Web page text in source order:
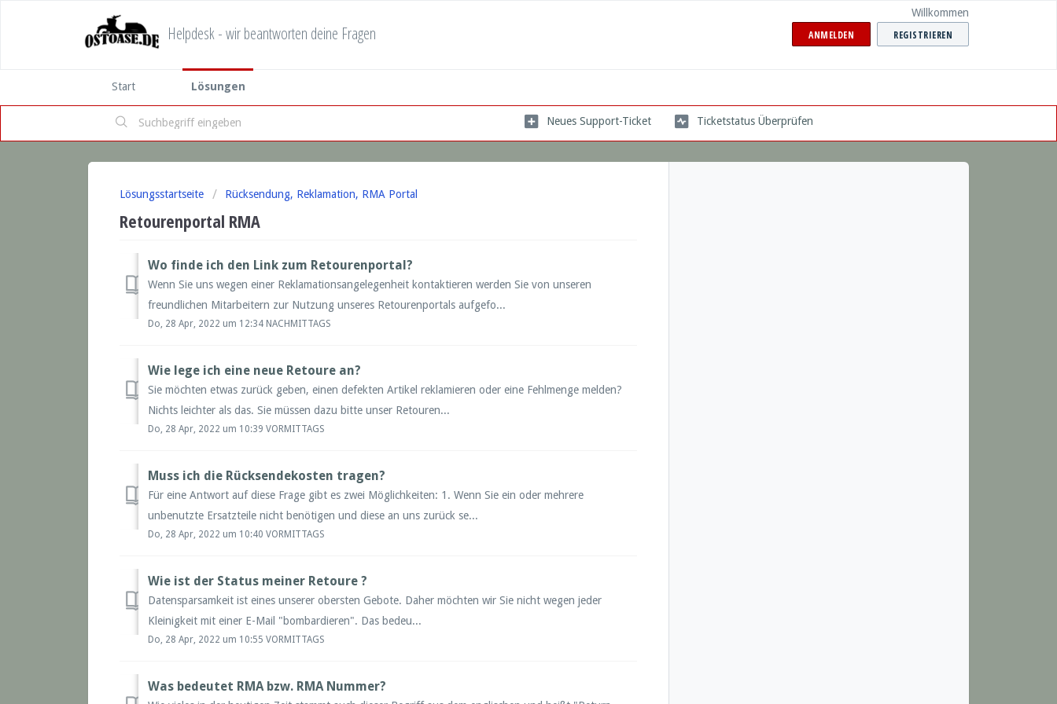
Helpdesk - wir beantworten deine Fragen
Willkommen
ANMELDEN REGISTRIEREN
Start Lösungen
Neues Support-Ticket Ticketstatus Überprüfen
Lösungsstartseite Rücksendung, Reklamation, RMA Portal
Retourenportal RMA
Wo finde ich den Link zum Retourenportal?
Wenn Sie uns wegen einer Reklamationsangelegenheit kontaktieren werden Sie von unseren
freundlichen Mitarbeitern zur Nutzung unseres Retourenportals aufgefo...
Do, 28 Apr, 2022 um 12:34 NACHMITTAGS
Wie lege ich eine neue Retoure an?
Sie möchten etwas zurück geben, einen defekten Artikel reklamieren oder eine Fehlmenge melden?
Nichts leichter als das. Sie müssen dazu bitte unser Retouren...
Do, 28 Apr, 2022 um 10:39 VORMITTAGS
Muss ich die Rücksendekosten tragen?
Für eine Antwort auf diese Frage gibt es zwei Möglichkeiten: 1. Wenn Sie ein oder mehrere
unbenutzte Ersatzteile nicht benötigen und diese an uns zurück se...
Do, 28 Apr, 2022 um 10:40 VORMITTAGS
Wie ist der Status meiner Retoure ?
Datensparsamkeit ist eines unserer obersten Gebote. Daher möchten wir Sie nicht wegen jeder
Kleinigkeit mit einer E-Mail "bombardieren". Das bedeu...
Do, 28 Apr, 2022 um 10:55 VORMITTAGS
Was bedeutet RMA bzw. RMA Nummer?